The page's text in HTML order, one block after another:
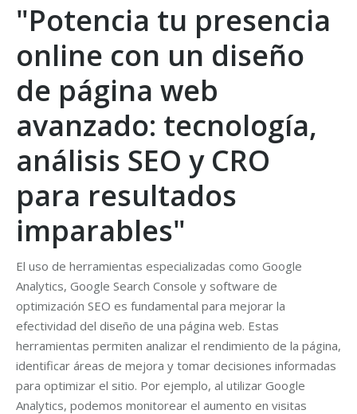
"Potencia tu presencia
online con un diseño
de página web
avanzado: tecnología,
análisis SEO y CRO
para resultados
imparables"
El uso de herramientas especializadas como Google
Analytics, Google Search Console y software de
optimización SEO es fundamental para mejorar la
efectividad del diseño de una página web. Estas
herramientas permiten analizar el rendimiento de la página,
identificar áreas de mejora y tomar decisiones informadas
para optimizar el sitio. Por ejemplo, al utilizar Google
Analytics, podemos monitorear el aumento en visitas